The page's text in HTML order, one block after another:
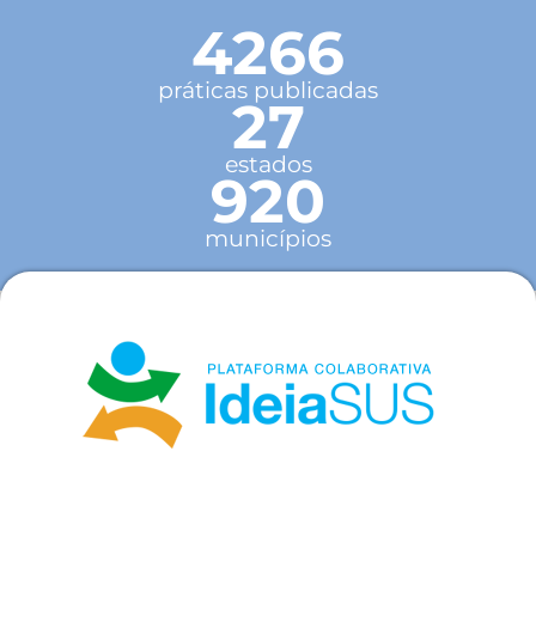
4266
práticas publicadas
27
estados
920
municípios